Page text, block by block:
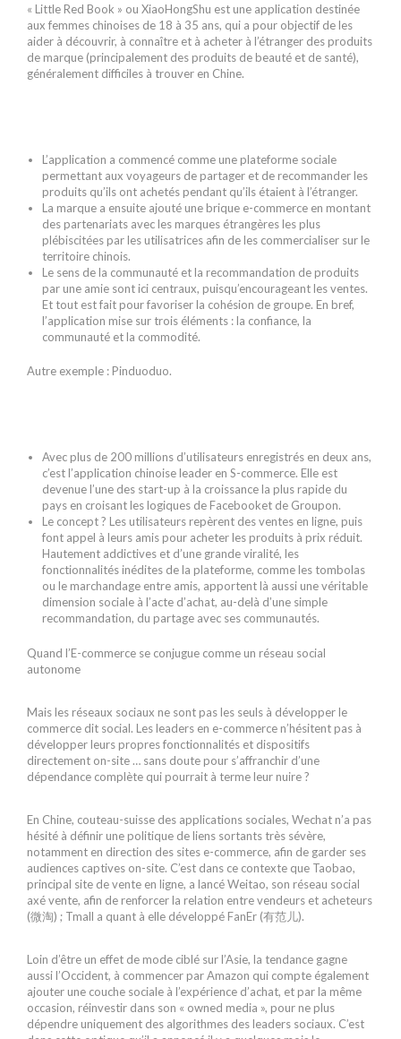
« Little Red Book » ou XiaoHongShu est une application destinée
aux femmes chinoises de 18 à 35 ans, qui a pour objectif de les
aider à découvrir, à connaître et à acheter à l’étranger des produits
de marque (principalement des produits de beauté et de santé),
généralement difficiles à trouver en Chine.
L’application a commencé comme une plateforme sociale
permettant aux voyageurs de partager et de recommander les
produits qu’ils ont achetés pendant qu’ils étaient à l’étranger.
La marque a ensuite ajouté une brique e-commerce en montant
des partenariats avec les marques étrangères les plus
plébiscitées par les utilisatrices afin de les commercialiser sur le
territoire chinois.
Le sens de la communauté et la recommandation de produits
par une amie sont ici centraux, puisqu’encourageant les ventes.
Et tout est fait pour favoriser la cohésion de groupe. En bref,
l’application mise sur trois éléments : la confiance, la
communauté et la commodité.
Autre exemple : Pinduoduo.
Avec plus de 200 millions d’utilisateurs enregistrés en deux ans,
c’est l’application chinoise leader en S-commerce. Elle est
devenue l’une des start-up à la croissance la plus rapide du
pays en croisant les logiques de Facebooket de Groupon.
Le concept ? Les utilisateurs repèrent des ventes en ligne, puis
font appel à leurs amis pour acheter les produits à prix réduit.
Hautement addictives et d’une grande viralité, les
fonctionnalités inédites de la plateforme, comme les tombolas
ou le marchandage entre amis, apportent là aussi une véritable
dimension sociale à l’acte d’achat, au-delà d’une simple
recommandation, du partage avec ses communautés.
Quand l’E-commerce se conjugue comme un réseau social
autonome
Mais les réseaux sociaux ne sont pas les seuls à développer le
commerce dit social. Les leaders en e-commerce n’hésitent pas à
développer leurs propres fonctionnalités et dispositifs
directement on-site … sans doute pour s’affranchir d’une
dépendance complète qui pourrait à terme leur nuire ?
En Chine, couteau-suisse des applications sociales, Wechat n’a pas
hésité à définir une politique de liens sortants très sévère,
notamment en direction des sites e-commerce, afin de garder ses
audiences captives on-site. C’est dans ce contexte que Taobao,
principal site de vente en ligne, a lancé Weitao, son réseau social
axé vente, afin de renforcer la relation entre vendeurs et acheteurs
(微淘) ; Tmall a quant à elle développé FanEr (有范儿).
Loin d’être un effet de mode ciblé sur l’Asie, la tendance gagne
aussi l’Occident, à commencer par Amazon qui compte également
ajouter une couche sociale à l’expérience d’achat, et par la même
occasion, réinvestir dans son « owned media », pour ne plus
dépendre uniquement des algorithmes des leaders sociaux. C’est